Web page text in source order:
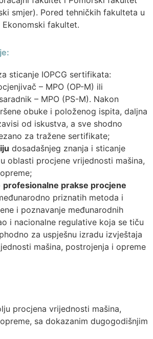
smjer). Pored tehničkih fakulteta u
fakultet.
sticanje IOPCG sertifikata:
– MPO (OP-M) ili
– MPO (PS-M). Nakon
obuke i položenog ispita, daljna
od iskustva, a sve shodno
za tražene sertifikate;
dosadašnjeg znanja i sticanje
oblasti procjene vrijednosti mašina,
profesionalne prakse procjene
priznatih metoda i
i poznavanje međunarodnih
i nacionalne regulative koja se tiču
za uspješnu izradu izvještaja
mašina, postrojenja i opreme
procjena vrijednosti mašina,
sa dokazanim dugogodišnjim